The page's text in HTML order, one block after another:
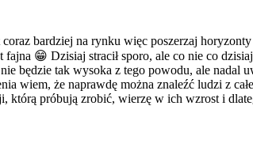
bardziej na rynku więc poszerzaj
😁 Dzisiaj stracił sporo, ale co nie co
będzie tak wysoka z tego powodu, ale nadal
wiem, że naprawdę można znaleźć ludzi z
próbują zrobić, wierzę w ich wzrost i